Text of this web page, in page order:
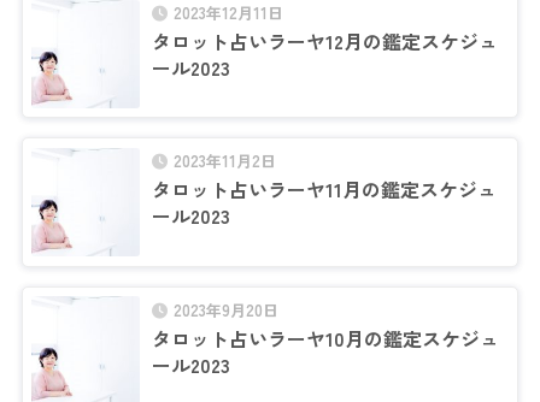
2023年12月11日
タロット占いラーヤ12月の鑑定スケジュ
ール2023
2023年11月2日
タロット占いラーヤ11月の鑑定スケジュ
ール2023
2023年9月20日
タロット占いラーヤ10月の鑑定スケジュ
ール2023